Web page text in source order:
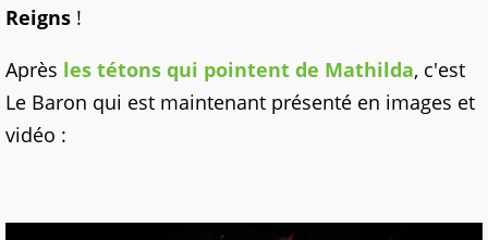
Reigns !
Après les tétons qui pointent de Mathilda, c'est
Le Baron qui est maintenant présenté en images et
vidéo :